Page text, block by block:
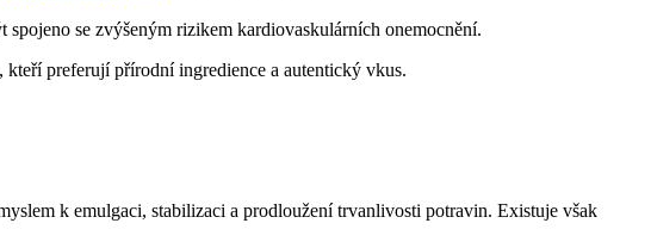
se zvýšeným rizikem kardiovaskulárních onemocnění.
preferují přírodní ingredience a autentický vkus.
k emulgaci, stabilizaci a prodloužení trvanlivosti potravin. Existuje však